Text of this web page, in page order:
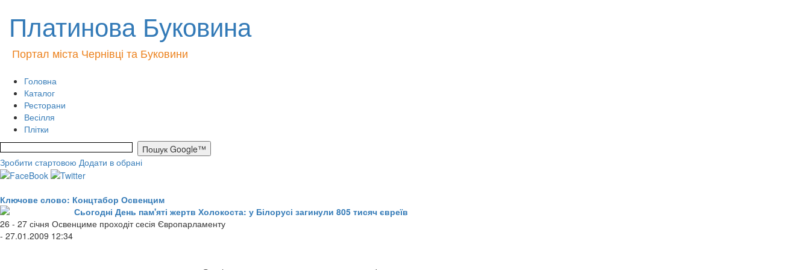
Платинова Буковина
Портал міста Чернівці та Буковини
Головна
Каталог
Ресторани
Весілля
Плітки
Зробити стартовою Додати в обрані
Ключове слово: Концтабор Освенцим
Сьогодні День пам'яті жертв Холокоста: у Білорусі загинули 805 тисяч євреїв
26 - 27 січня Освенциме проходіт сесія Європарламенту
- 27.01.2009 12:34